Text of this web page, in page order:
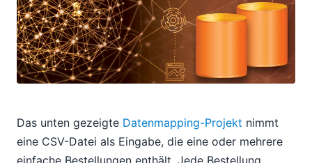
Das unten gezeigte Datenmapping-Projekt nimmt
eine CSV-Datei als Eingabe, die eine oder mehrere